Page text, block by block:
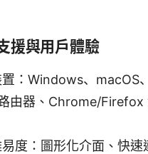
援與用戶體驗
：Windows、macOS
由器、Chrome/Firefox
度：圖形化介面、快速